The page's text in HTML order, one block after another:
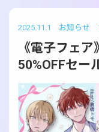
2025.11.1 お知らせ
《電子フェ
50%OFFセー